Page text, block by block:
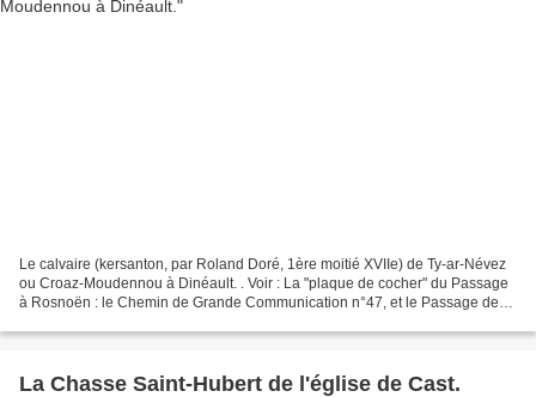
Le calvaire (kersanton, par Roland Doré, 1ère moitié XVIIe) de Ty-ar-Névez
ou Croaz-Moudennou à Dinéault. . Voir : La "plaque de cocher" du Passage
à Rosnoën : le Chemin de Grande Communication n°47, et le Passage de
La Chasse Saint-Hubert de l'église de Cast.